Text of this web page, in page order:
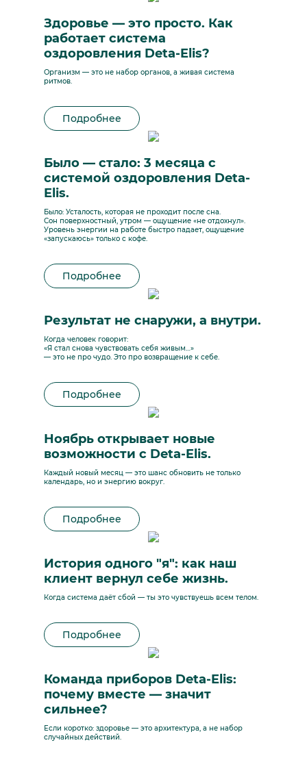
Здоровье — это просто. Как
работает система
оздоровления Deta-Elis?
Организм — это не набор органов, а живая система
ритмов.
Подробнее
Было — стало: 3 месяца с
системой оздоровления Deta-
Elis.
Было: Усталость, которая не проходит после сна.
Сон поверхностный, утром — ощущение «не отдохнул».
Уровень энергии на работе быстро падает, ощущение
«запускаюсь» только с кофе.
Подробнее
Результат не снаружи, а внутри.
Когда человек говорит:
«Я стал снова чувствовать себя живым…»
— это не про чудо. Это про возвращение к себе.
Подробнее
Ноябрь открывает новые
возможности с Deta-Elis.
Каждый новый месяц — это шанс обновить не только
календарь, но и энергию вокруг.
Подробнее
История одного "я": как наш
клиент вернул себе жизнь.
Когда система даёт сбой — ты это чувствуешь всем телом.
Подробнее
Команда приборов Deta-Elis:
почему вместе — значит
сильнее?
Если коротко: здоровье — это архитектура, а не набор
случайных действий.